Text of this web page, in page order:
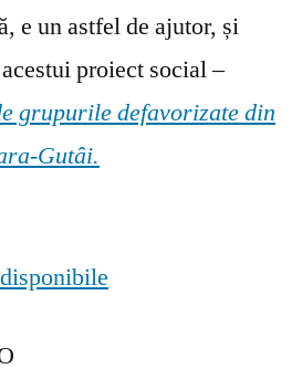
e un astfel de ajutor, și
proiect social –
grupurile defavorizate din
Gutâi.